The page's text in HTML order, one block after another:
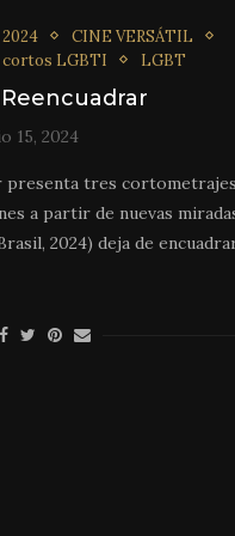
2024
CINE VERSÁTIL
cortos LGBTI LGBT
15, 2024
presenta tres cortometrajes
a partir de nuevas
2024) deja de